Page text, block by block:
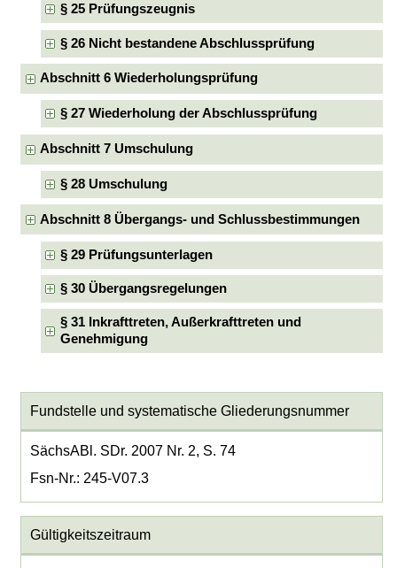
§ 25 Prüfungszeugnis
§ 26 Nicht bestandene Abschlussprüfung
Abschnitt 6 Wiederholungsprüfung
§ 27 Wiederholung der Abschlussprüfung
Abschnitt 7 Umschulung
§ 28 Umschulung
Abschnitt 8 Übergangs- und Schlussbestimmungen
§ 29 Prüfungsunterlagen
§ 30 Übergangsregelungen
§ 31 Inkrafttreten, Außerkrafttreten und
Genehmigung
Fundstelle und systematische Gliederungsnummer
SächsABl. SDr. 2007 Nr. 2, S. 74
Fsn-Nr.: 245-V07.3
Gültigkeitszeitraum